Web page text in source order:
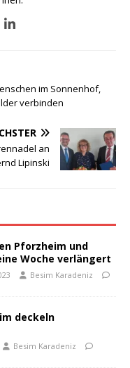
im Sonnenhof,
verbinden
an
Lipinski
Pforzheim und
Woche verlängert
Besim Karadeniz
deckeln
Besim Karadeniz